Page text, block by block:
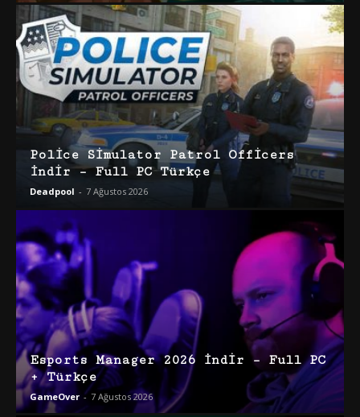
Police Simulator Patrol Officers
İndir – Full PC Türkçe
Deadpool - 7 Ağustos 2026
Esports Manager 2026 İndir – Full PC
+ Türkçe
GameOver - 7 Ağustos 2026